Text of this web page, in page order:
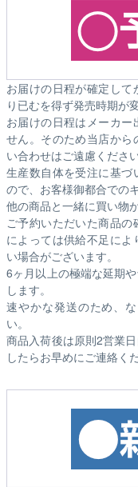
お届けの日程が確定して
り已むを得ず発売時期が
お届けの日程はメーカー
せん。そのため当店から
い合わせはご遠慮ください
生産数自体を受注に基づ
ので、お客様御都合での
他の商品と一緒に買い物
ご予約いただいた商品
によっては供給不足に
い場合がございます。
6ヶ月以上の極端な延期
します。
速やかな発送のため、
い。
商品入荷後は原則2営業
したらお早めにご連絡くだ